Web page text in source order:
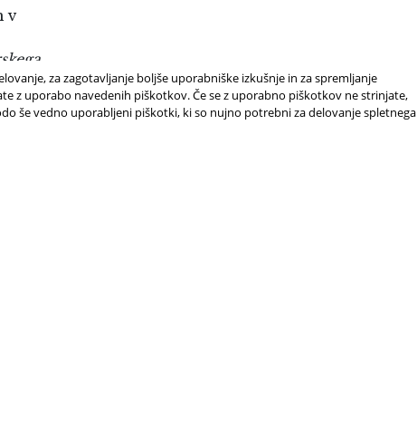
v
za zagotavljanje boljše uporabniške izkušnje in za spremljanje
z uporabo navedenih piškotkov. Če se z uporabno piškotkov ne strinjate,
še vedno uporabljeni piškotki, ki so nujno potrebni za delovanje spletnega